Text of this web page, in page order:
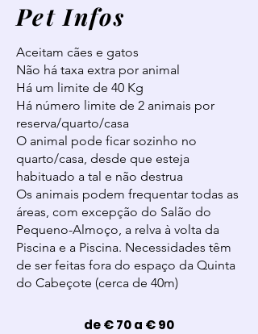
Pet Infos
Aceitam cães e gatos
Não há taxa extra por animal
Há um limite de 40 Kg
Há número limite de 2 animais por
reserva/quarto/casa
O animal pode ficar sozinho no
quarto/casa, desde que esteja
habituado a tal e não destrua
Os animais podem frequentar todas as
áreas, com excepção do Salão do
Pequeno-Almoço, a relva à volta da
Piscina e a Piscina. Necessidades têm
de ser feitas fora do espaço da Quinta
do Cabeçote (cerca de 40m)
de € 70 a € 90